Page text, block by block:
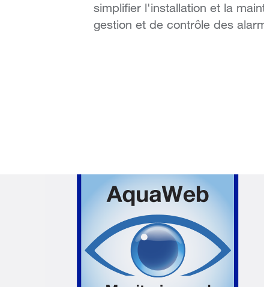
simplifier l'installation et la
gestion et de contrôle des